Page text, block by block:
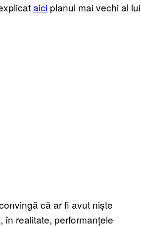
aici planul mai vechi al lui
că ar fi avut niște
în realitate, performanțele